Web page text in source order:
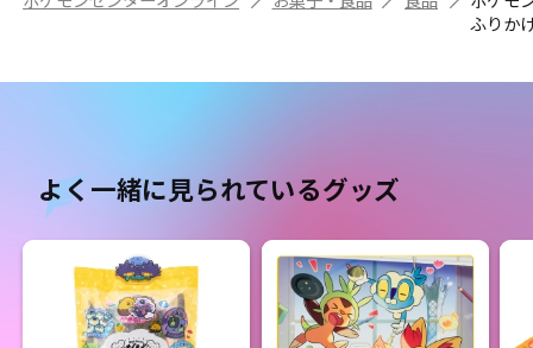
ふりか
よく一緒に見られているグッズ